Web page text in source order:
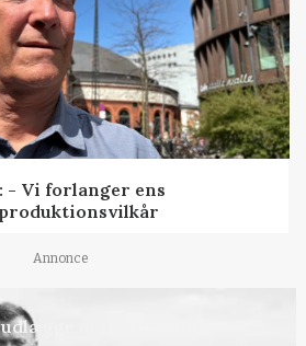
Vi forlanger ens
Annonce
et røgslør om